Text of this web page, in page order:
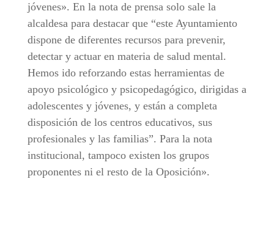
jóvenes». En la nota de prensa solo sale la
alcaldesa para destacar que “este Ayuntamiento
dispone de diferentes recursos para prevenir,
detectar y actuar en materia de salud mental.
Hemos ido reforzando estas herramientas de
apoyo psicológico y psicopedagógico, dirigidas a
adolescentes y jóvenes, y están a completa
disposición de los centros educativos, sus
profesionales y las familias”. Para la nota
institucional, tampoco existen los grupos
proponentes ni el resto de la Oposición».